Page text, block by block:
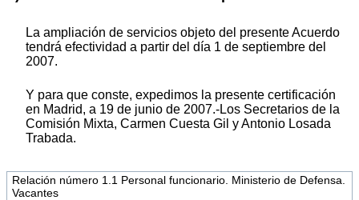
La ampliación de servicios objeto del presente Acuerdo
tendrá efectividad a partir del día 1 de septiembre del
2007.
Y para que conste, expedimos la presente certificación
en Madrid, a 19 de junio de 2007.-Los Secretarios de la
Comisión Mixta, Carmen Cuesta Gil y Antonio Losada
Trabada.
Relación número 1.1 Personal funcionario. Ministerio de Defensa.
Vacantes